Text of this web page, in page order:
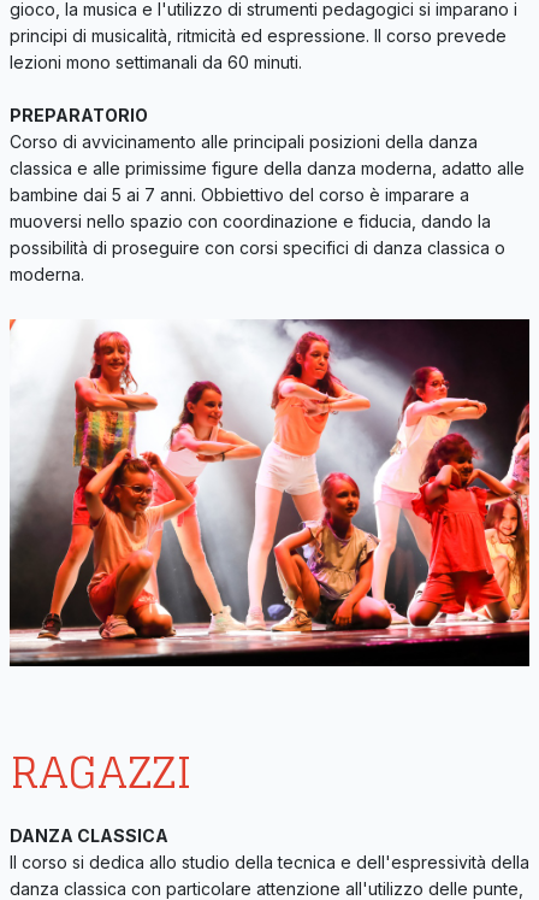
gioco, la musica e l'utilizzo di strumenti pedagogici si imparano i
principi di musicalità, ritmicità ed espressione. Il corso prevede
lezioni mono settimanali da 60 minuti.
PREPARATORIO
Corso di avvicinamento alle principali posizioni della danza
classica e alle primissime figure della danza moderna, adatto alle
bambine dai 5 ai 7 anni. Obbiettivo del corso è imparare a
muoversi nello spazio con coordinazione e fiducia, dando la
possibilità di proseguire con corsi specifici di danza classica o
moderna.
RAGAZZI
DANZA CLASSICA
Il corso si dedica allo studio della tecnica e dell'espressività della
danza classica con particolare attenzione all'utilizzo delle punte,